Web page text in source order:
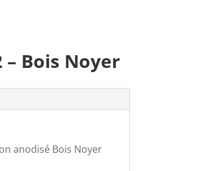
– Bois Noyer
anodisé Bois Noyer